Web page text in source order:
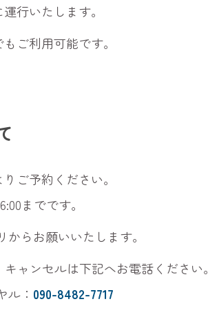
行いたします。
ご利用可能です。
ご予約ください。
までです。
らお願いいたします。
ャンセルは下記へお電話ください。
ル： 090-8482-7717